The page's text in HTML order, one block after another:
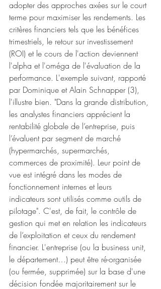
adopter des approches axées sur le court
terme pour maximiser les rendements. Les
critères financiers tels que les bénéfices
trimestriels, le retour sur investissement
(ROI) et le cours de l'action deviennent
l'alpha et l'oméga de l'évaluation de la
performance. L'exemple suivant, rapporté
par Dominique et Alain Schnapper (3),
l'illustre bien. "Dans la grande distribution,
les analystes financiers apprécient la
rentabilité globale de l’entreprise, puis
l’évaluent par segment de marché
(hypermarchés, supermarchés,
commerces de proximité). Leur point de
vue est intégré dans les modes de
fonctionnement internes et leurs
indicateurs sont utilisés comme outils de
pilotage". C'est, de fait, le contrôle de
gestion qui met en relation les indicateurs
de l’exploitation et ceux du rendement
financier. L'entreprise (ou la business unit,
le département…) peut être ré-organisée
(ou fermée, supprimée) sur la base d'une
décision fondée majoritairement sur le